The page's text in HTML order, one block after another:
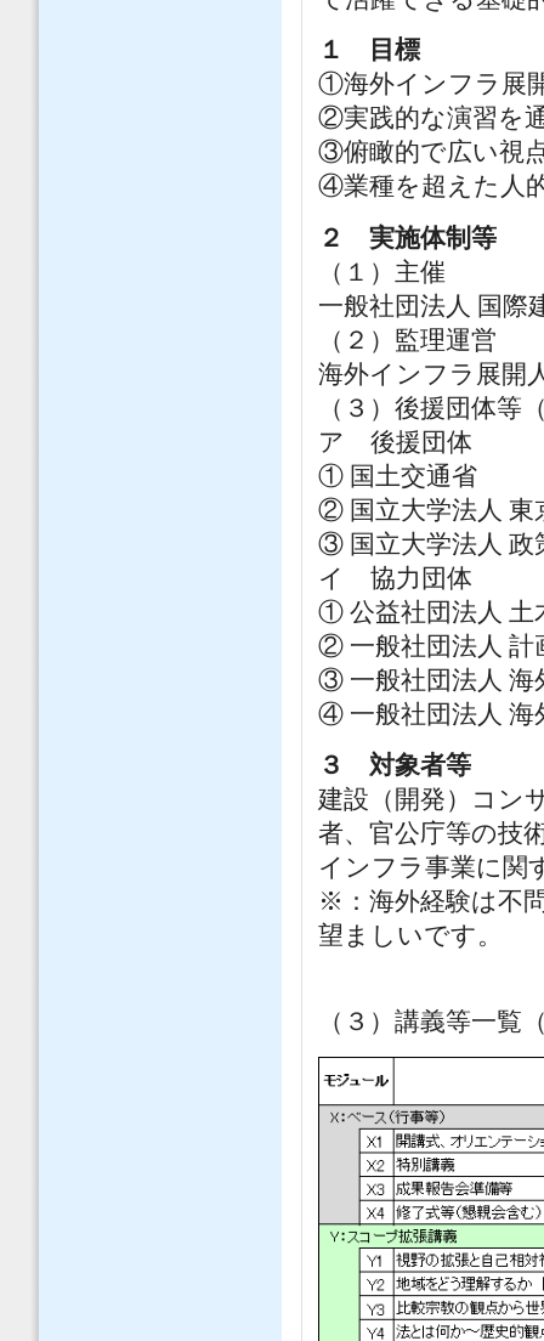
１ 目標
①海外インフラ展
②実践的な演習を
③俯瞰的で広い視
④業種を超えた人
２ 実施体制等
（１）主催
一般社団法人 国際
（２）監理運営
海外インフラ展開
（３）後援団体等
ア 後援団体
① 国土交通省
② 国立大学法人 東
③ 国立大学法人 政
イ 協力団体
① 公益社団法人
② 一般社団法人 計
③ 一般社団法人
④ 一般社団法人 海
３ 対象者等
建設（開発）コン
者、官公庁等の技
インフラ事業に関
※：海外経験は不
望ましいです。
（３）講義等一覧